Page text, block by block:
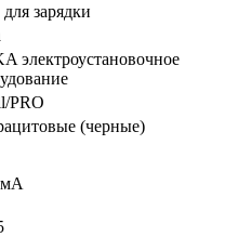
зарядки
электроустановочное
PRO
(черные)